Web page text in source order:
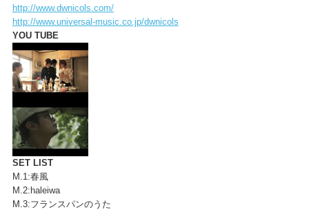
http://www.dwnicols.com/
http://www.universal-music.co.jp/dwnicols
YOU TUBE
SET LIST
M.1:春風
M.2:haleiwa
M.3:フランスパンのうた